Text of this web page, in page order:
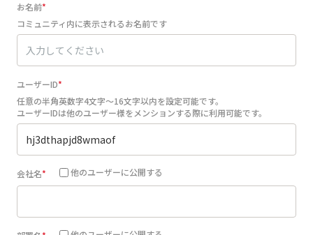
お名前
コミュニティ内に表示されるお名前です
ユーザーID
任意の半角英数字4文字～16文字以内を設定可能です。
ユーザーIDは他のユーザー様をメンションする際に利用可能です。
会社名 他のユーザーに公開する